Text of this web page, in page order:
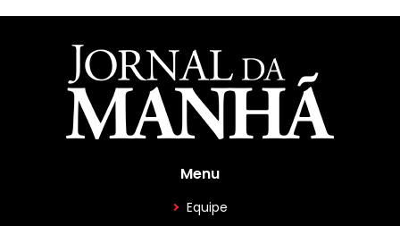
Menu
Equipe